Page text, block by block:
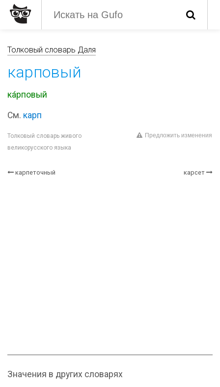
Толковый словарь Даля
карповый
ка́рповый
См. карп
Толковый словарь живого
великорусского языка
Предложить изменения
карпеточный карсет
Значения в других словарях